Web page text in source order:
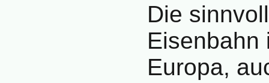
Die
Eisenbahn
Europa,